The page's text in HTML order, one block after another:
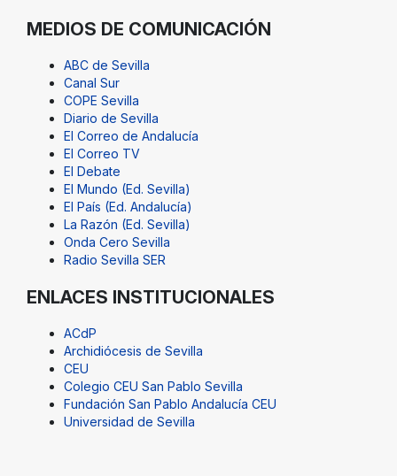
MEDIOS DE COMUNICACIÓN
ABC de Sevilla
Canal Sur
COPE Sevilla
Diario de Sevilla
El Correo de Andalucía
El Correo TV
El Debate
El Mundo (Ed. Sevilla)
El País (Ed. Andalucía)
La Razón (Ed. Sevilla)
Onda Cero Sevilla
Radio Sevilla SER
ENLACES INSTITUCIONALES
ACdP
Archidiócesis de Sevilla
CEU
Colegio CEU San Pablo Sevilla
Fundación San Pablo Andalucía CEU
Universidad de Sevilla